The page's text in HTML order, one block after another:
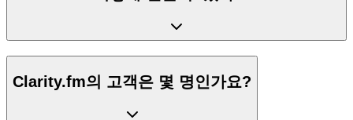
Clarity.fm의 고객은 몇 명인가요?